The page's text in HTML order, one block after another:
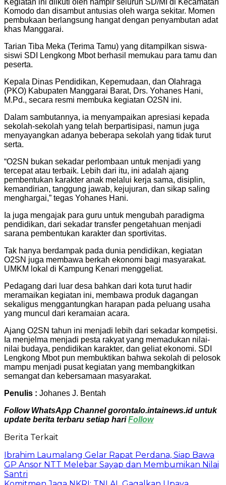
Komodo dan disambut antusias oleh warga sekitar. Momen
pembukaan berlangsung hangat dengan penyambutan adat
khas Manggarai.
Tarian Tiba Meka (Terima Tamu) yang ditampilkan siswa-
siswi SDI Lengkong Mbot berhasil memukau para tamu dan
peserta.
Kepala Dinas Pendidikan, Kepemudaan, dan Olahraga
(PKO) Kabupaten Manggarai Barat, Drs. Yohanes Hani,
M.Pd., secara resmi membuka kegiatan O2SN ini.
Dalam sambutannya, ia menyampaikan apresiasi kepada
sekolah-sekolah yang telah berpartisipasi, namun juga
menyayangkan adanya beberapa sekolah yang tidak turut
serta.
“O2SN bukan sekadar perlombaan untuk menjadi yang
tercepat atau terbaik. Lebih dari itu, ini adalah ajang
pembentukan karakter anak melalui kerja sama, disiplin,
kemandirian, tanggung jawab, kejujuran, dan sikap saling
menghargai,” tegas Yohanes Hani.
Ia juga mengajak para guru untuk mengubah paradigma
pendidikan, dari sekadar transfer pengetahuan menjadi
sarana pembentukan karakter dan sportivitas.
Tak hanya berdampak pada dunia pendidikan, kegiatan
O2SN juga membawa berkah ekonomi bagi masyarakat.
UMKM lokal di Kampung Kenari menggeliat.
Pedagang dari luar desa bahkan dari kota turut hadir
meramaikan kegiatan ini, membawa produk dagangan
sekaligus menggantungkan harapan pada peluang usaha
yang muncul dari keramaian acara.
Ajang O2SN tahun ini menjadi lebih dari sekadar kompetisi.
Ia menjelma menjadi pesta rakyat yang memadukan nilai-
nilai budaya, pendidikan karakter, dan geliat ekonomi. SDI
Lengkong Mbot pun membuktikan bahwa sekolah di pelosok
mampu menjadi pusat kegiatan yang membangkitkan
semangat dan kebersamaan masyarakat.
Penulis : Johanes J. Bentah
Follow WhatsApp Channel gorontalo.intainews.id untuk
update berita terbaru setiap hariFollow
Berita Terkait
Ibrahim Laumalang Gelar Rapat Perdana, Siap Bawa
GP Ansor NTT Melebar Sayap dan Membumikan Nilai
Santri